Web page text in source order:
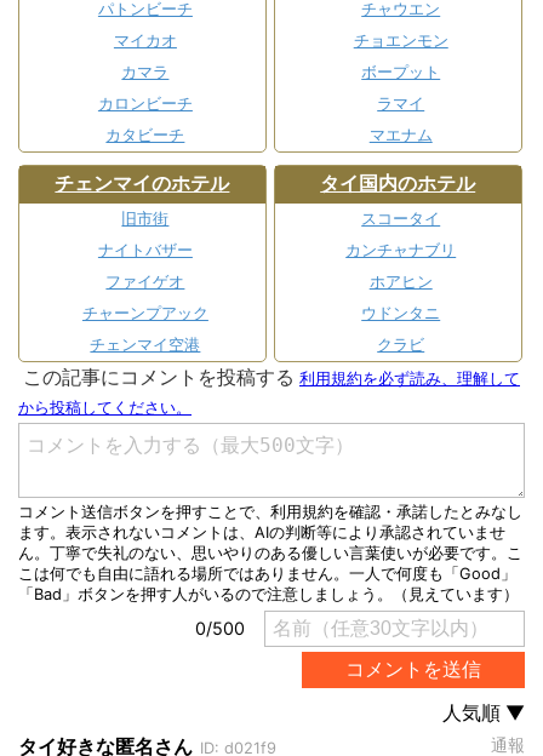
パトンビーチ
マイカオ
カマラ
カロンビーチ
カタビーチ
チャウエン
チョエンモン
ボープット
ラマイ
マエナム
チェンマイのホテル
旧市街
ナイトバザー
ファイゲオ
チャーンプアック
チェンマイ空港
タイ国内のホテル
スコータイ
カンチャナブリ
ホアヒン
ウドンタニ
クラビ